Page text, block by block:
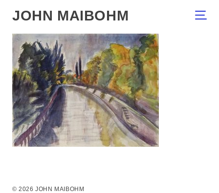
JOHN MAIBOHM
© 2026 JOHN MAIBOHM